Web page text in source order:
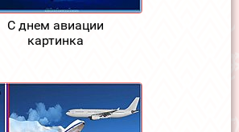
С днем авиации
картинка